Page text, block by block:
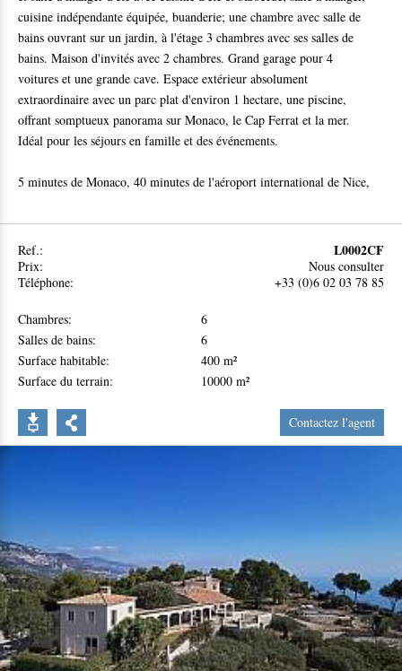
cuisine indépendante équipée, buanderie; une chambre avec salle de
bains ouvrant sur un jardin, à l'étage 3 chambres avec ses salles de
bains. Maison d'invités avec 2 chambres. Grand garage pour 4
voitures et une grande cave. Espace extérieur absolument
extraordinaire avec un parc plat d'environ 1 hectare, une piscine,
offrant somptueux panorama sur Monaco, le Cap Ferrat et la mer.
Idéal pour les séjours en famille et des événements.
5 minutes de Monaco, 40 minutes de l'aéroport international de Nice,
Ref.: L0002CF
Prix:
Nous consulter
Téléphone:
+33 (0)6 02 03 78 85
Chambres:
6
Salles de bains:
6
Surface habitable:
400 m²
Surface du terrain:
10000 m²
Contactez l'agent